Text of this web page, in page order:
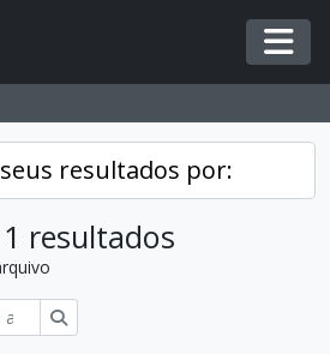
resultados por:
resultados